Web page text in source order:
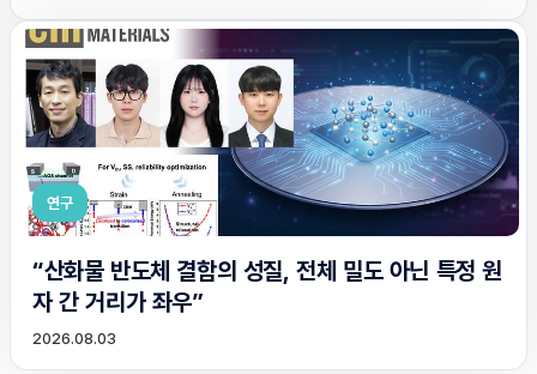
연구
“산화물 반도체 결함의 성질, 전체 밀도 아닌 특정 원
자 간 거리가 좌우”
2026.08.03